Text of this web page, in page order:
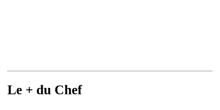
Le + du Chef